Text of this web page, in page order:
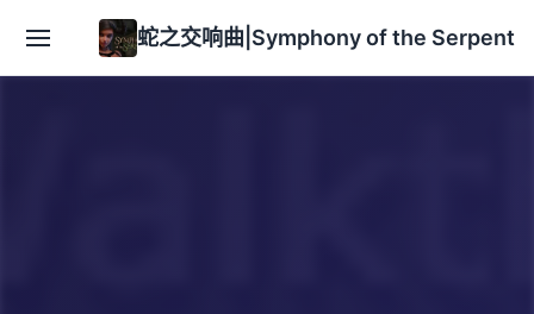
蛇之交响曲|Symphony of the Serpent